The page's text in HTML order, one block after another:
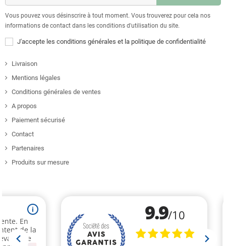
Vous pouvez vous désinscrire à tout moment. Vous trouverez pour cela nos
informations de contact dans les conditions d'utilisation du site.
J'accepte les conditions générales et la politique de confidentialité
Livraison
Mentions légales
Conditions générales de ventes
A propos
Paiement sécurisé
Contact
Partenaires
Produits sur mesure